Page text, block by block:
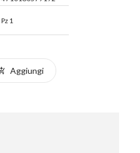
Pz 1
Aggiungi